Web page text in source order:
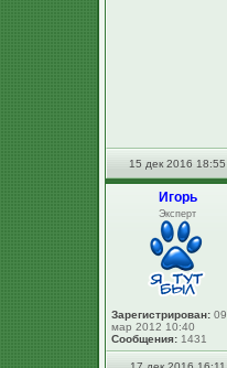
15 дек 2016 18:55
Игорь
Эксперт
Зарегистрирован: 09
мар 2012 10:40
Сообщения: 1431